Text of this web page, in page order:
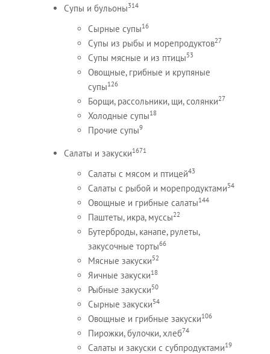
Супы и бульоны314
Сырные супы16
Супы из рыбы и морепродуктов27
Супы мясные и из птицы53
Овощные, грибные и крупяные
супы126
Борщи, рассольники, щи, солянки27
Холодные супы18
Прочие супы9
Салаты и закуски1671
Салаты с мясом и птицей43
Салаты с рыбой и морепродуктами54
Овощные и грибные салаты144
Паштеты, икра, муссы22
Бутерброды, канапе, рулеты,
закусочные торты66
Мясные закуски52
Яичные закуски18
Рыбные закуски50
Сырные закуски54
Овощные и грибные закуски106
Пирожки, булочки, хлеб74
Салаты и закуски с субпродуктами19